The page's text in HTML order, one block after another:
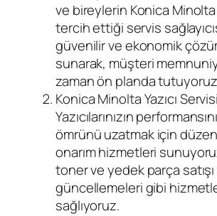
ve bireylerin Konica Minolta
tercih ettiği servis
güvenilir ve ekonomik
sunarak, müşteri
zaman ön planda
Konica Minolta Yazıcı
Yazıcılarınızın
ömrünü uzatmak için
onarım hizmetleri
toner ve yedek parça satışı
güncellemeleri gibi
sağlıyoruz.